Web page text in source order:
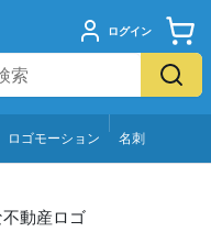
ログイン
ロゴモーション 名刺
動産ロゴ